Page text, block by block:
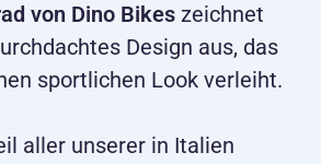
von Dino Bikes zeichnet
Design aus, das
sportlichen Look verleiht.
aller unserer in Italien